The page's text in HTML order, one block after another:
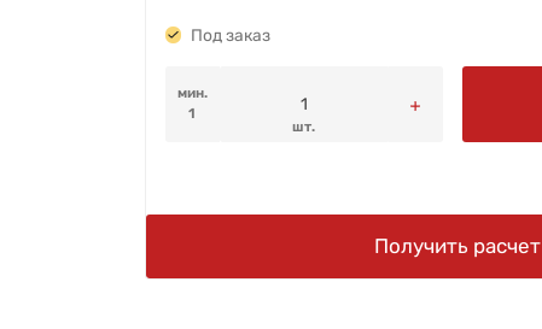
Под заказ
мин.
1
шт.
Получить расчет